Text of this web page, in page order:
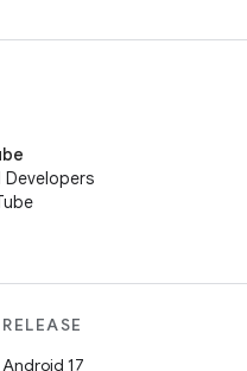
RELEASE
Android 17